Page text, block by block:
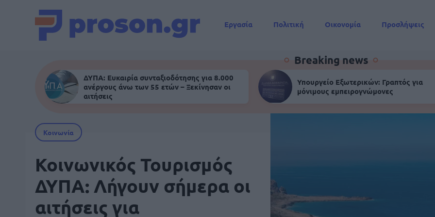
Εργασία Πολιτική Οικονομία
Προσλήψεις
Breaking news
ΔΥΠΑ: Ευκαιρία συνταξιοδότησης για 8.000
ανέργους άνω των 55 ετών – Ξεκίνησαν οι
αιτήσεις
Υπουργείο Εξωτερικών: Γραπτός για
μόνιμους εμπειρογνώμονες
Κοινωνία
Κοινωνικός Τουρισμός
ΔΥΠΑ: Λήγουν σήμερα οι
αιτήσεις για